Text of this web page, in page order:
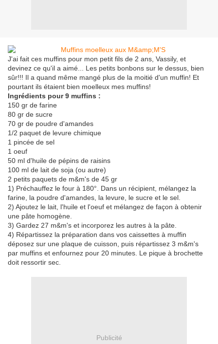
J'ai fait ces muffins pour mon petit fils de 2 ans, Vassily, et
devinez ce qu'il a aimé... Les petits bonbons sur le dessus, bien
sûr!!! Il a quand même mangé plus de la moitié d'un muffin! Et
pourtant ils étaient bien moelleux mes muffins!
Ingrédients pour 9 muffins :
150 gr de farine
80 gr de sucre
70 gr de poudre d'amandes
1/2 paquet de levure chimique
1 pincée de sel
1 oeuf
50 ml d'huile de pépins de raisins
100 ml de lait de soja (ou autre)
2 petits paquets de m&m's de 45 gr
1) Préchauffez le four à 180°. Dans un récipient, mélangez la
farine, la poudre d'amandes, la levure, le sucre et le sel.
2) Ajoutez le lait, l'huile et l'oeuf et mélangez de façon à obtenir
une pâte homogène.
3) Gardez 27 m&m's et incorporez les autres à la pâte.
4) Répartissez la préparation dans vos caissettes à muffin
déposez sur une plaque de cuisson, puis répartissez 3 m&m's
par muffins et enfournez pour 20 minutes. Le pique à brochette
doit ressortir sec.
Publicité